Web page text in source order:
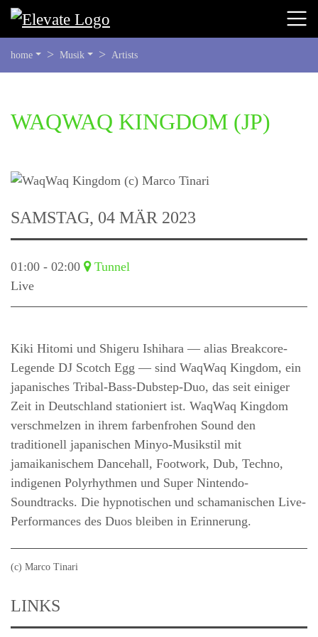
BEFINDEN
SICH
home Musik Artists
BEGINN
DESWAQWAQ KINGDOM (JP)
SAMSTAG, 04 MÄR 2023
01:00 - 02:00
Tunnel
Live
Kiki Hitomi und Shigeru Ishihara — alias Breakcore-
Legende DJ Scotch Egg — sind WaqWaq Kingdom, ein
japanisches Tribal-Bass-Dubstep-Duo, das seit einiger
Zeit in Deutschland stationiert ist. WaqWaq Kingdom
verschmelzen in ihrem farbenfrohen Sound den
traditionell japanischen Minyo-Musikstil mit
jamaikanischem Dancehall, Footwork, Dub, Techno,
indigenen Polyrhythmen und Super Nintendo-
Soundtracks. Die hypnotischen und schamanischen Live-
Performances des Duos bleiben in Erinnerung.
(c) Marco Tinari
LINKS